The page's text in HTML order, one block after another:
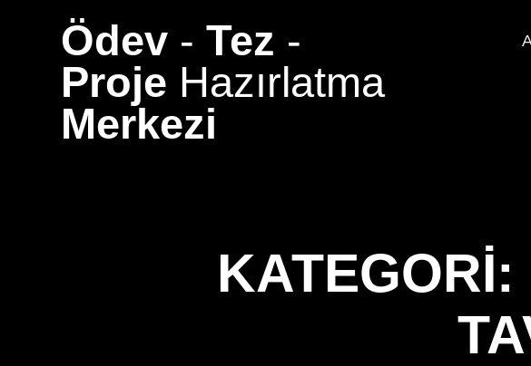
Ödev - Tez -
Proje Hazırlatma
Merkezi
KATEGORI: